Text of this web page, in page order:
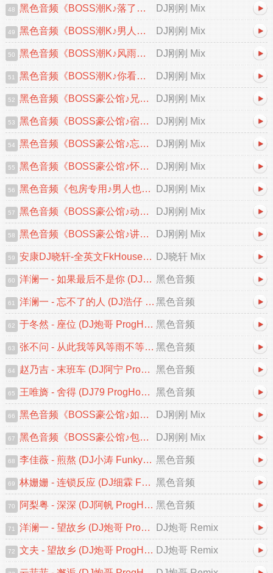
48 黑色音频《BOSS潮K♪落了白&风中的遗言♪中文跳舞大碟V2》DJ刚刚 Mix DJ刚刚 Mix
49 黑色音频《BOSS潮K♪男人的累自己体会♪中文跳舞大碟V2》DJ刚刚 Mix DJ刚刚 Mix
50 黑色音频《BOSS潮K♪风雨中的诺言♪中文跳舞大碟V2》DJ刚刚 Mix DJ刚刚 Mix
51 黑色音频《BOSS潮K♪你看你看月亮的脸♪首张中文跳舞大碟V2》DJ刚刚 Mix DJ刚刚 Mix
52 黑色音频《BOSS豪公馆♪兄弟咱们要一条心♪中文跳舞大碟V2》DJ刚刚 Mix DJ刚刚 Mix
53 黑色音频《BOSS豪公馆♪宿命&忘情忘爱♪中文跳舞大碟V2》DJ刚刚 Mix DJ刚刚 Mix
54 黑色音频《BOSS豪公馆♪忘情忘爱♪中文跳舞大碟V2》DJ刚刚 Mix DJ刚刚 Mix
55 黑色音频《BOSS豪公馆♪怀恋之夜♪英文跳舞大碟V2》DJ刚刚 Mix DJ刚刚 Mix
56 黑色音频《包房专用♪男人也会为爱流泪♪中文跳舞大碟V2》DJ刚刚 Mix DJ刚刚 Mix
57 黑色音频《BOSS豪公馆♪动了情的人♪中文跳舞大碟V2》DJ刚刚 Mix DJ刚刚 Mix
58 黑色音频《BOSS豪公馆♪讲不出再见♪粤语跳舞大碟》DJ刚刚 Mix DJ刚刚 Mix
59 安康DJ晓轩-全英文FkHouse音乐精心打造高端产幻握紧扶手直冲云霄柬缅泰包房... DJ晓轩 Mix
60 洋澜一 - 如果最后不是你 (DJ小九 ProgHouse Remix) 黑色音频
61 洋澜一 - 忘不了的人 (DJ浩仔 ProgHouse Remix 2025)黑色音频
62 于冬然 - 座位 (DJ炮哥 ProgHouse Remix 2025)V2 黑色音频
63 张不问 - 从此我等风等雨不等你 (DJ浩仔 ProgHouse Remix) 黑色音频
64 赵乃吉 - 末班车 (DJ阿宁 ProgHouse Remix 2025) 黑色音频
65 王唯旖 - 舍得 (DJ79 ProgHouse Remix 2025) 黑色音频
66 黑色音频《BOSS豪公馆♪如果最后不是你♪中文跳舞大碟V2》DJ刚刚 Mix DJ刚刚 Mix
67 黑色音频《BOSS豪公馆♪包房专用♪中文跳舞大碟V2》DJ刚刚 Mix DJ刚刚 Mix
68 李佳薇 - 煎熬 (DJ小涛 FunkyHouse Remix 2025) 黑色音频
69 林姗姗 - 连锁反应 (DJ细霖 FunkyHouse Remix 2025)粤语 黑色音频
70 阿梨粤 - 深深 (DJ阿帆 ProgHouse Remix 2025)粤语 黑色音频
71 洋澜一 - 望故乡 (DJ炮哥 ProgHouse Remix 2025) DJ炮哥 Remix
72 文夫 - 望故乡 (DJ炮哥 ProgHouse Remix 2025) DJ炮哥 Remix